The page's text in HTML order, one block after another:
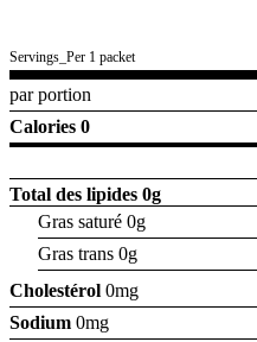
Servings_Per 1 packet
par portion
Calories 0
Total des lipides 0g
Gras saturé 0g
Gras trans 0g
Cholestérol 0mg
Sodium 0mg